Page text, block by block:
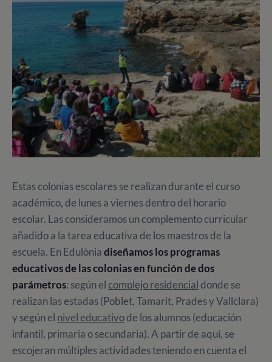
Estas colonias escolares se realizan durante el curso
académico, de lunes a viernes dentro del horario
escolar. Las consideramos un complemento curricular
añadido a la tarea educativa de los maestros de la
escuela. En Edulòniadiseñamos los programas
educativos de las colonias en función de dos
parámetros: según elcomplejo residencialdonde se
realizan las estadas (Poblet, Tamarit, Prades y Vallclara)
y según el nivel educativode los alumnos (educación
infantil, primaria o secundaria). A partir de aquí, se
escojeran múltiples actividades teniendo en cuenta el